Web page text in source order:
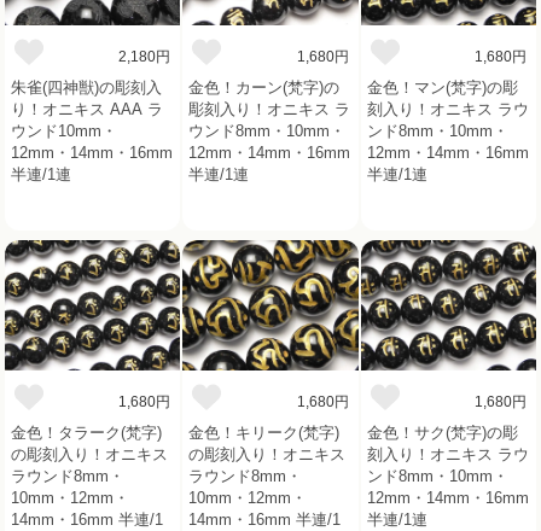
2,180円
朱雀(四神獣)の彫刻入
り！オニキス AAA ラ
ウンド10mm・
12mm・14mm・16mm
半連/1連
1,680円
金色！カーン(梵字)の
彫刻入り！オニキス ラ
ウンド8mm・10mm・
12mm・14mm・16mm
半連/1連
1,680円
金色！マン(梵字)の彫
刻入り！オニキス ラウ
ンド8mm・10mm・
12mm・14mm・16mm
半連/1連
1,680円
金色！タラーク(梵字)
の彫刻入り！オニキス
ラウンド8mm・
10mm・12mm・
14mm・16mm 半連/1
1,680円
金色！キリーク(梵字)
の彫刻入り！オニキス
ラウンド8mm・
10mm・12mm・
14mm・16mm 半連/1
1,680円
金色！サク(梵字)の彫
刻入り！オニキス ラウ
ンド8mm・10mm・
12mm・14mm・16mm
半連/1連